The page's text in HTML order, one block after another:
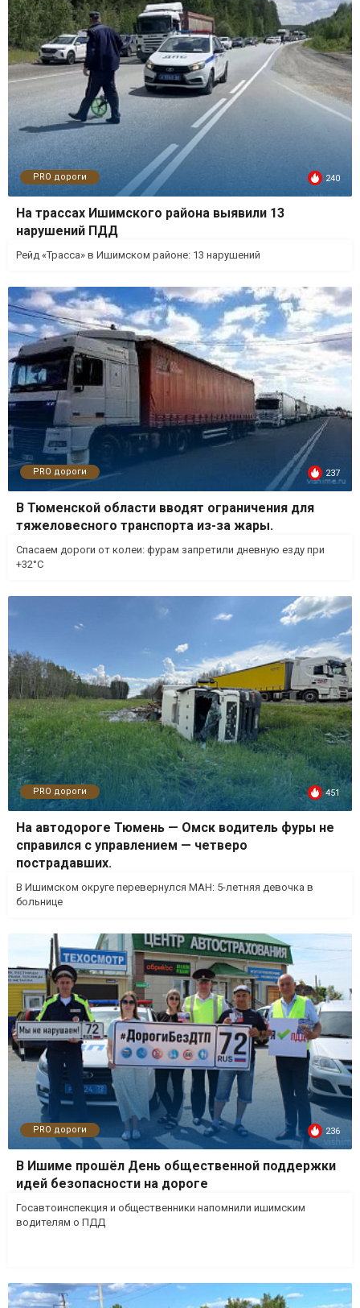
PRO дороги 240
На трассах Ишимского района выявили 13
нарушений ПДД
Рейд «Трасса» в Ишимском районе: 13 нарушений
PRO дороги 237
В Тюменской области вводят ограничения для
тяжеловесного транспорта из-за жары.
Спасаем дороги от колеи: фурам запретили дневную езду при
+32°С
PRO дороги 451
На автодороге Тюмень — Омск водитель фуры не
справился с управлением — четверо
пострадавших.
В Ишимском округе перевернулся МАН: 5-летняя девочка в
больнице
PRO дороги 236
В Ишиме прошёл День общественной поддержки
идей безопасности на дороге
Госавтоинспекция и общественники напомнили ишимским
водителям о ПДД